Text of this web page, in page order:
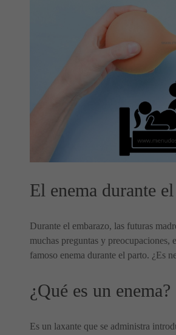
El enema durante
Durante el embarazo, las futuras
muchas preguntas y preocupaciones,
famoso enema durante el parto. ¿Es
¿Qué es un enema?
Es un laxante que se administra